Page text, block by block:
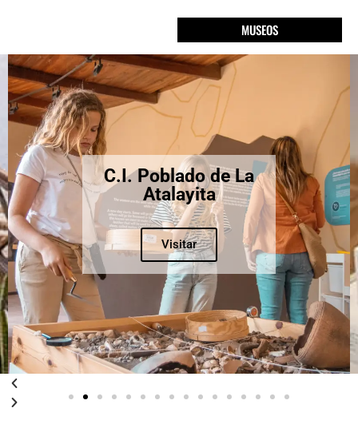
MUSEOS
C.I. Poblado de La
Atalayita
Visitar